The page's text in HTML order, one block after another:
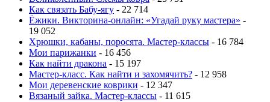
Как связать Бабу-ягу - 22 714
Ёжики. Викторина-онлайн: «Угадай руку мастера» -
19 052
Хрюшки, кабаны, поросята. Мастер-классы - 16 784
Мои парижанки - 16 456
Как найти дракона - 15 197
Мастер-класс. Как найти и захомячить? - 12 958
Мои деревенские коврики - 12 347
Вязаный зайка. Мастер-классы - 11 615